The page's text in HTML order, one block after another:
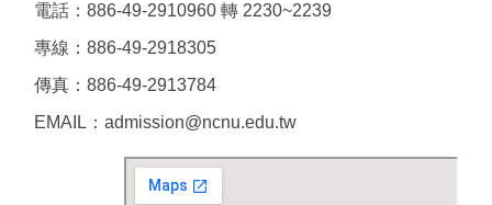
電話：886-49-2910960 轉 2230~2239
專線：886-49-2918305
傳真：886-49-2913784
EMAIL：admission@ncnu.edu.tw